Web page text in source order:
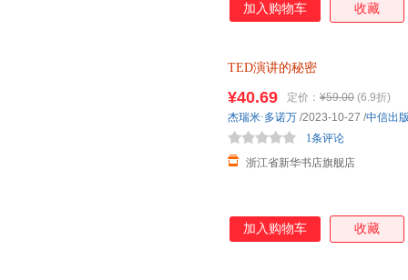
加入购物车 收藏
TED演讲的秘密
¥40.69 定价： ¥59.00 (6.9折)
浙江省新华书店旗舰店
1条评论
杰瑞米·多诺万 /2023-10-27 /中信出
加入购物车 收藏